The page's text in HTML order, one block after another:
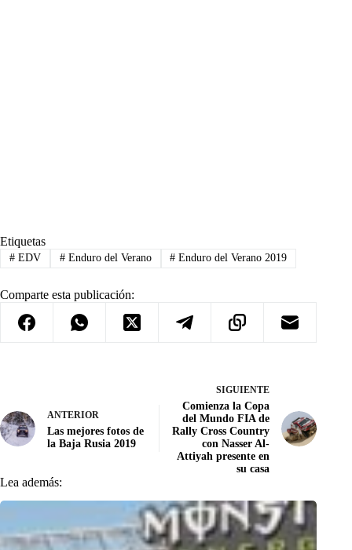
Etiquetas
#EDV #Enduro del Verano # Enduro del Verano 2019
Comparte esta publicación:
ANTERIOR
Las mejores fotos de
la Baja Rusia 2019
SIGUIENTE
Comienza la Copa
del Mundo FIA de
Rally Cross Country
con Nasser Al-
Attiyah presente en
su casa
Lea además: